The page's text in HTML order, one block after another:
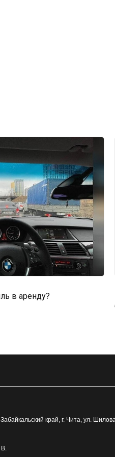
в аренду?
край, г. Чита, ул.
В.